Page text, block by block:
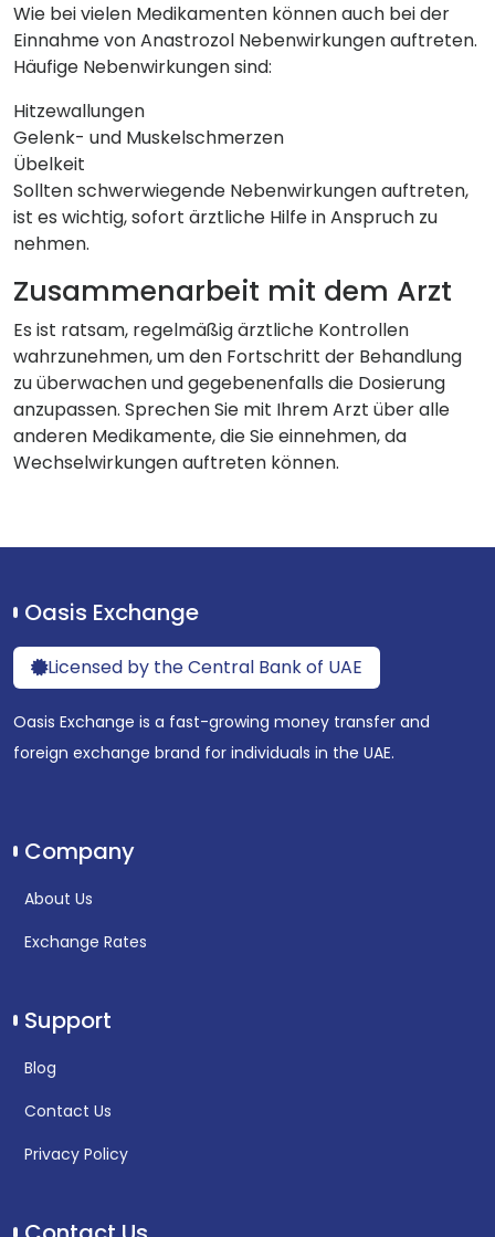
Wie bei vielen Medikamenten können auch bei der
Einnahme von Anastrozol Nebenwirkungen auftreten.
Häufige Nebenwirkungen sind:
Hitzewallungen
Gelenk- und Muskelschmerzen
Übelkeit
Sollten schwerwiegende Nebenwirkungen auftreten,
ist es wichtig, sofort ärztliche Hilfe in Anspruch zu
nehmen.
Zusammenarbeit mit dem Arzt
Es ist ratsam, regelmäßig ärztliche Kontrollen
wahrzunehmen, um den Fortschritt der Behandlung
zu überwachen und gegebenenfalls die Dosierung
anzupassen. Sprechen Sie mit Ihrem Arzt über alle
anderen Medikamente, die Sie einnehmen, da
Wechselwirkungen auftreten können.
Oasis Exchange
Licensed by the Central Bank of UAE
Oasis Exchange is a fast-growing money transfer and
foreign exchange brand for individuals in the UAE.
Company
About Us
Exchange Rates
Support
Blog
Contact Us
Privacy Policy